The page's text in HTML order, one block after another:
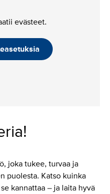
evästeet.
joka tukee, turvaa ja
puolesta. Katso kuinka
kannattaa – ja laita hyvä